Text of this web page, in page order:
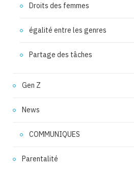
Droits des femmes
égalité entre les genres
Partage des tâches
Gen Z
News
COMMUNIQUES
Parentalité